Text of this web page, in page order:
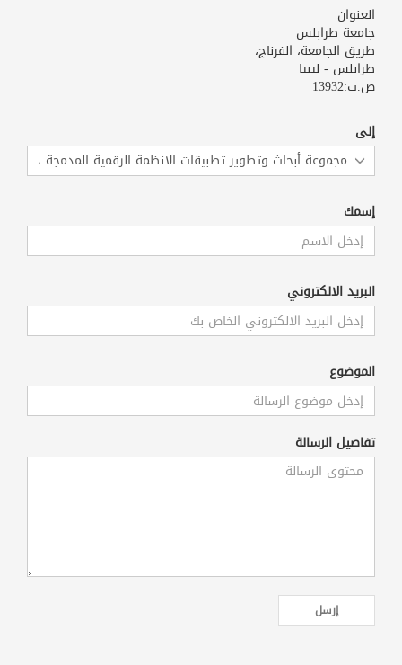
العنوان
جامعة طرابلس
طريق الجامعة، الفرناج،
طرابلس - ليبيا
ص.ب:13932
إلى
إسمك
البريد الالكتروني
الموضوع
تفاصيل الرسالة
إرسل